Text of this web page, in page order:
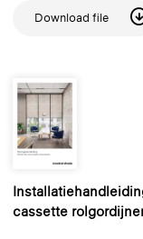
Download file
cassette